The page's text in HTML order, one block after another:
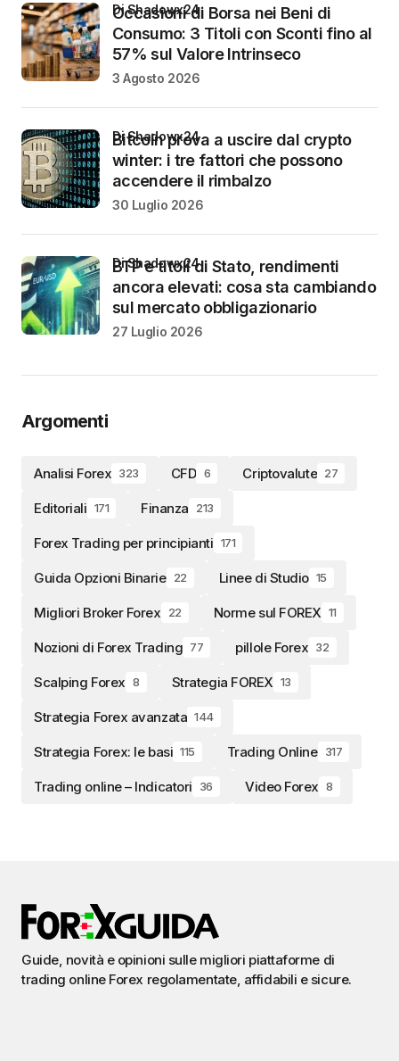
Occasioni di Borsa nei Beni di
Consumo: 3 Titoli con Sconti fino al
57% sul Valore Intrinseco
di Shadowx24
3 Agosto 2026
Bitcoin prova a uscire dal crypto
winter: i tre fattori che possono
accendere il rimbalzo
di Shadowx24
30 Luglio 2026
BTP e titoli di Stato, rendimenti
ancora elevati: cosa sta cambiando
sul mercato obbligazionario
di Shadowx24
27 Luglio 2026
Argomenti
Analisi Forex 323 CFD 6 Criptovalute 27
Editoriali 171 Finanza 213
Forex Trading per principianti 171
Guida Opzioni Binarie 22 Linee di Studio 15
Migliori Broker Forex 22 Norme sul FOREX 11
Nozioni di Forex Trading 77 pillole Forex 32
Scalping Forex 8 Strategia FOREX 13
Strategia Forex avanzata 144
Strategia Forex: le basi 115 Trading Online 317
Trading online – Indicatori 36 Video Forex 8
Guide, novità e opinioni sulle migliori piattaforme di
trading online Forex regolamentate, affidabili e sicure.